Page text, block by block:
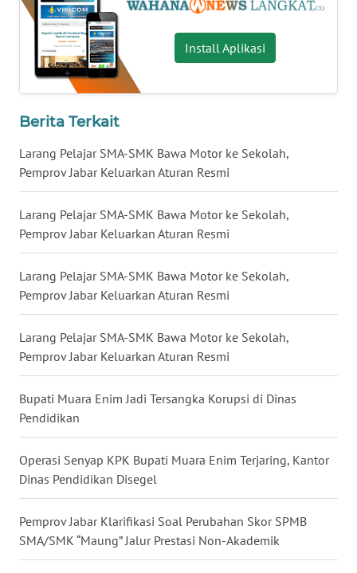
Install Aplikasi
Berita Terkait
Larang Pelajar SMA-SMK Bawa Motor ke Sekolah,
Pemprov Jabar Keluarkan Aturan Resmi
Larang Pelajar SMA-SMK Bawa Motor ke Sekolah,
Pemprov Jabar Keluarkan Aturan Resmi
Larang Pelajar SMA-SMK Bawa Motor ke Sekolah,
Pemprov Jabar Keluarkan Aturan Resmi
Larang Pelajar SMA-SMK Bawa Motor ke Sekolah,
Pemprov Jabar Keluarkan Aturan Resmi
Bupati Muara Enim Jadi Tersangka Korupsi di Dinas
Pendidikan
Operasi Senyap KPK Bupati Muara Enim Terjaring, Kantor
Dinas Pendidikan Disegel
Pemprov Jabar Klarifikasi Soal Perubahan Skor SPMB
SMA/SMK “Maung” Jalur Prestasi Non-Akademik
WN
TAPANULI
SELATAN
WN
LESUNG
WN
KARO
WN
SIMALUNGUN
WN
TENGAH
SERDANG
TEBING
TINGGI